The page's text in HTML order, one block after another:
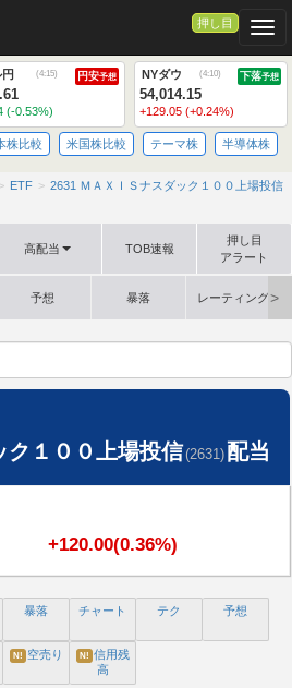
押し目
円 (4:15) 円安予想
(-0.53%)
NYダウ (4:10) 下落予想
54,014.15
+129.05 (+0.24%)
株比較 米国株比較 テーマ株 半導体株
ETF
2631 ＭＡＸＩＳナスダック１００上場投信
高配当 TOB速報
押し目
アラート
予想 暴落 レーティング格
ク１００上場投信(2631) 配当
+120.00(0.36%)
暴落 チャート テク 予想
N! 空売り N! 信用残
高